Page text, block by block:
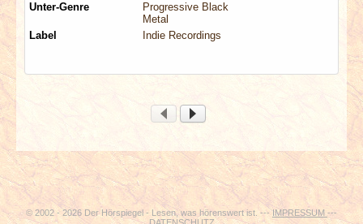
Unter-Genre
Progressive Black
Metal
Label
Indie Recordings
© 2002 - 2026 Der Hörspiegel - Lesen, was hörenswert ist. ---IMPRESSUM ---